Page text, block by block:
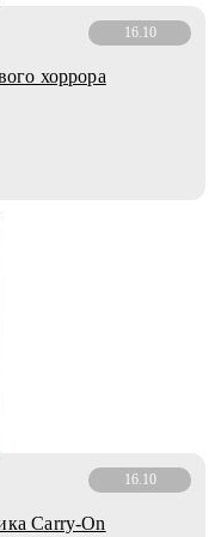
16.10
хоррора
16.10
Carry-On